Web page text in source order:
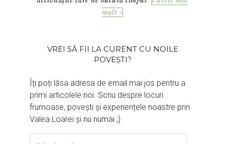
mult »
VREI SĂ FII LA CURENT CU NOILE
POVEȘTI?
Îți poți lăsa adresa de email mai jos pentru a
primi articolele noi. Scriu despre locuri
frumoase, povești și experiențele noastre prin
Valea Loarei și nu numai ;)